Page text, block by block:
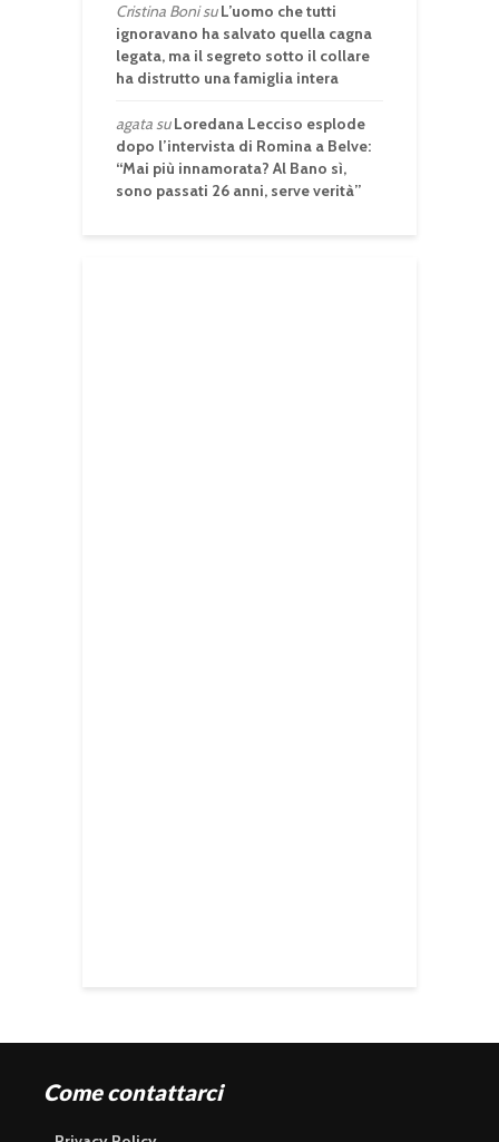
Cristina BonisuL’uomo che tutti
ignoravano ha salvato quella cagna
legata, ma il segreto sotto il collare
ha distrutto una famiglia intera
agatasuLoredana Lecciso esplode
dopo l’intervista di Romina a Belve:
“Mai più innamorata? Al Bano sì,
sono passati 26 anni, serve verità”
Come contattarci